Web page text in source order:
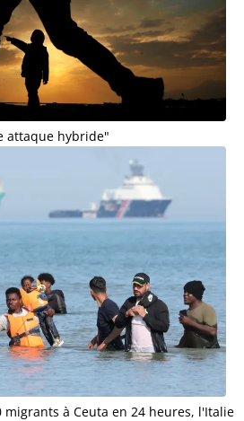
attaque hybride"
migrants à Ceuta en 24 heures, l'Italie